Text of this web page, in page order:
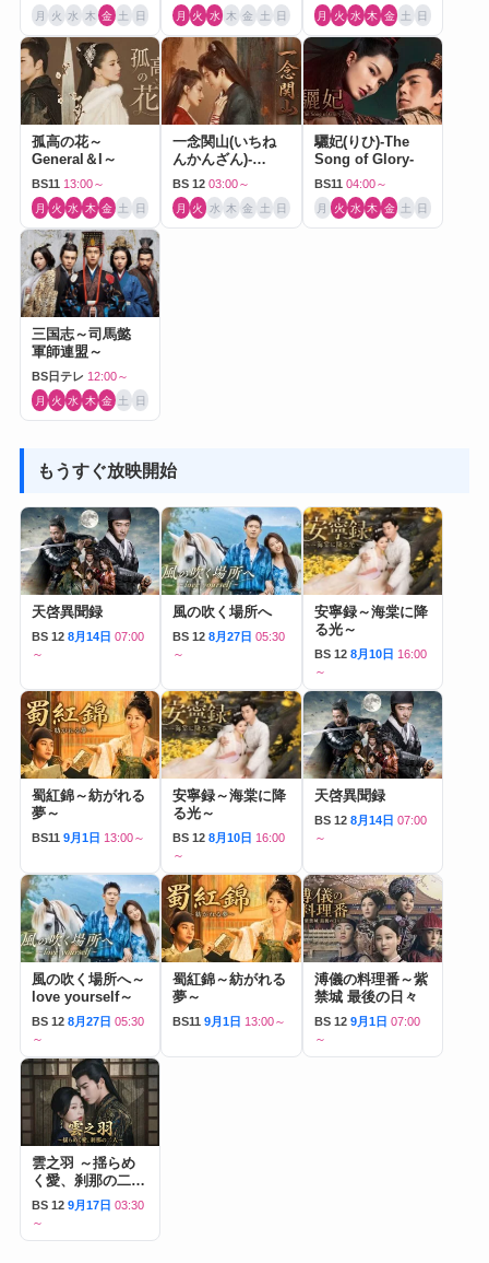
月 火 水 木 金 土 日 月 火 水 木 金 土 日 月 火 水 木 金 土 日
孤高の花～
General＆I～
BS11 13:00～
月 火 水 木 金 土 日
一念関山(いちね
んかんざん)-
Journey to Love-
BS 12 03:00～
月 火 水 木 金 土 日
驪妃(りひ)-The
Song of Glory-
BS11 04:00～
月 火 水 木 金 土 日
三国志～司馬懿
軍師連盟～
BS日テレ 12:00～
月 火 水 木 金 土 日
もうすぐ放映開始
天啓異聞録
BS 12 8月14日 07:00
～
風の吹く場所へ
BS 12 8月27日 05:30
～
安寧録～海棠に降
る光～
BS 12 8月10日 16:00
～
蜀紅錦～紡がれる
夢～
BS11 9月1日 13:00～
安寧録～海棠に降
る光～
BS 12 8月10日 16:00
～
天啓異聞録
BS 12 8月14日 07:00
～
風の吹く場所へ～
love yourself～
BS 12 8月27日 05:30
～
蜀紅錦～紡がれる
夢～
BS11 9月1日 13:00～
溥儀の料理番～紫
禁城 最後の日々
BS 12 9月1日 07:00
～
雲之羽 ～揺らめ
く愛、刹那の二人
～
BS 12 9月17日 03:30
～